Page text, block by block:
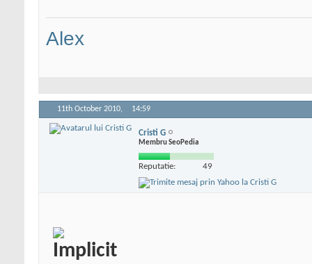
Alex
11th October 2010, 14:59
Cristi G
Membru SeoPedia
Reputatie: 49